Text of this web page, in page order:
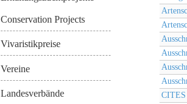
Conservation Projects
Vivaristikpreise
Vereine
Landesverbände
CITES